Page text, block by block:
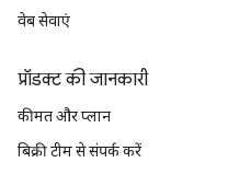
वेब सेवाएं
प्रॉडक्ट की जानकारी
कीमत और प्लान
बिक्री टीम से संपर्क करें